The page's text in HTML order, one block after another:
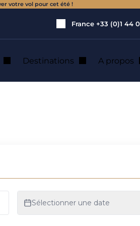
votre vol pour cet été !
France +33 (0)1 44
Destinations A propos